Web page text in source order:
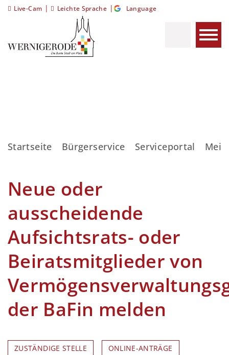
Live-Cam | Leichte Sprache | Language
Startseite Bürgerservice Serviceportal
Neue oder
ausscheidende
Aufsichtsrats- oder
Beiratsmitglieder von
der BaFin melden
ZUSTÄNDIGE STELLE ONLINE-ANTRÄGE